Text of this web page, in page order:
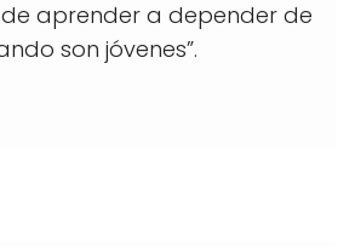
aprender a depender de
son jóvenes”.